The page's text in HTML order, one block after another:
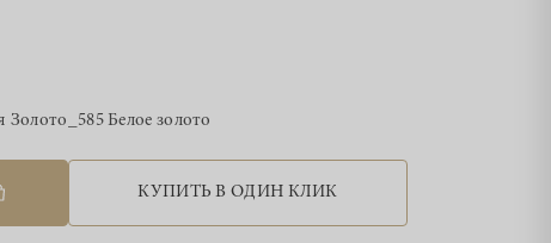
Золото_585 Белое золото
КУПИТЬ В ОДИН КЛИК